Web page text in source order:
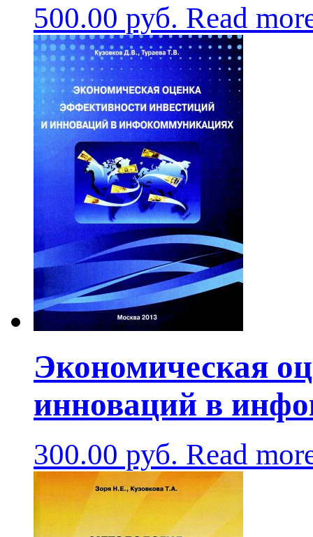
500.00 руб. Read
Экономическая
инноваций в
300.00 руб. Read